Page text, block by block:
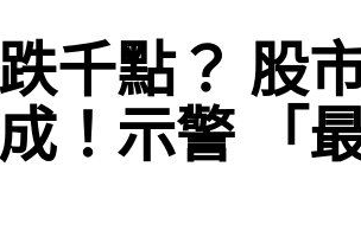
千點？ 股
！示警 「